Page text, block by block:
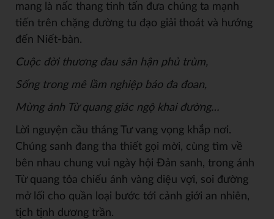
mang là nấc thang tinh tấn đưa chúng ta mạnh
tiến trên chặng đường tu đạo giải thoát và hướng
đến Niết-bàn.
Cuộc đời thương đau sân hận phủ trùm,
Sống trong mê lầm nghiệp báo đa đoan,
Mừng ánh Từ quang giác ngộkhai đường…
Lời nguyện cầu tháng Tư vang vọng khắp nơi.
Chúng sanh đang tha thiết gọi mời, cùng tìm về
bên nhau chung vui ngày hội Đản sanh, trong ánh
Từ quang tỏa chiếu ánh vàng diệu vợi, soi đường
mở lối cho quần loại bước tới cảnh giới an nhiên,
tịch tịnh dương trần.